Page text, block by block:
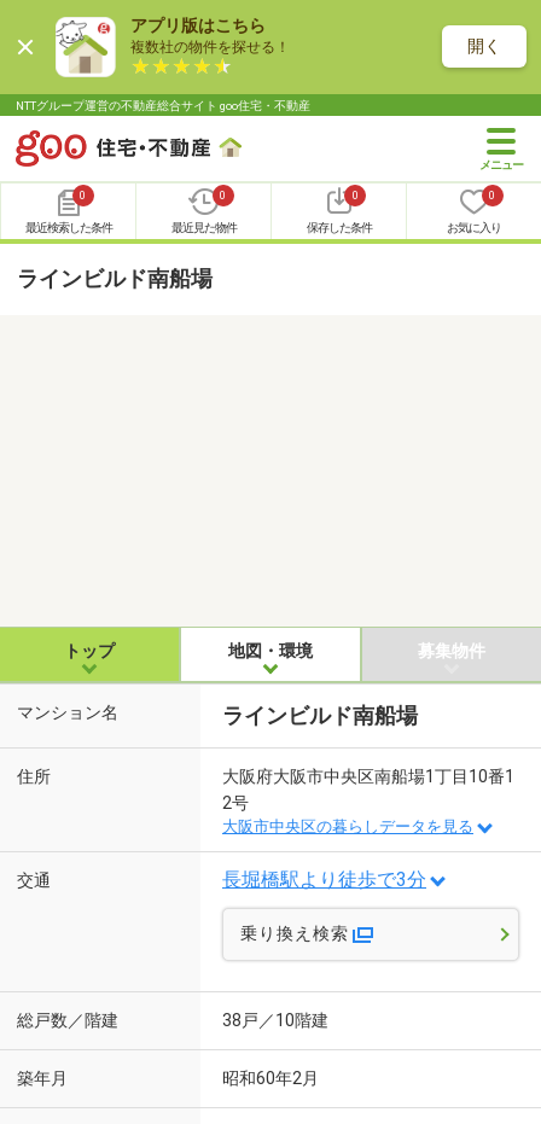
アプリ版はこちら
複数社の物件を探せる！ 開く
NTTグループ運営の不動産総合サイト goo住宅・不動産
0
最近検索した条件
0
最近見た物件
0
保存した条件
0
お気に入り
ラインビルド南船場
トップ 地図・環境 募集物件
マンション名 ラインビルド南船場
住所
大阪府大阪市中央区南船場1丁目10番1
2号
大阪市中央区の暮らしデータを見る
交通 長堀橋駅より徒歩で3分
乗り換え検索
総戸数／階建 38戸／10階建
築年月 昭和60年2月